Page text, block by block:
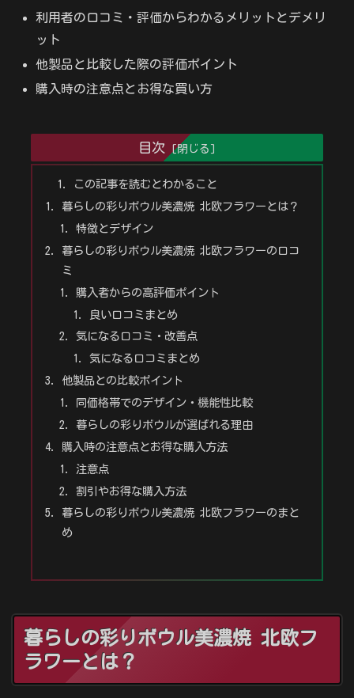
利用者の口コミ・評価からわかるメリットとデメリ
ット
他製品と比較した際の評価ポイント
購入時の注意点とお得な買い方
目次
この記事を読むとわかること
暮らしの彩りボウル美濃焼 北欧フラワーとは？
特徴とデザイン
暮らしの彩りボウル美濃焼 北欧フラワーの口コ
ミ
購入者からの高評価ポイント
良い口コミまとめ
気になる口コミ・改善点
気になる口コミまとめ
他製品との比較ポイント
同価格帯でのデザイン・機能性比較
暮らしの彩りボウルが選ばれる理由
購入時の注意点とお得な購入方法
注意点
割引やお得な購入方法
暮らしの彩りボウル美濃焼 北欧フラワーのまと
め
暮らしの彩りボウル美濃焼 北欧フ
ラワーとは？